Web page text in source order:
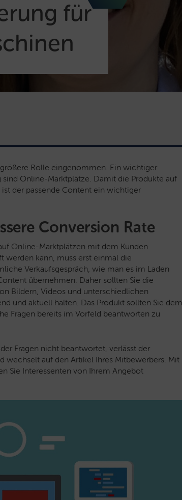
für
Rolle eingenommen. Ein wichtiger
Online-Marktplätze. Damit die Produkte auf
der passende Content ein wichtiger
Conversion Rate
Online-Marktplätzen mit dem Kunden
werden kann, muss erst einmal die
Verkaufsgespräch, wie man es im Laden
übernehmen. Daher sollten Sie die
Bildern, Videos und unterschiedlichen
und aktuell halten. Das Produkt sollten Sie dem
Fragen bereits im Vorfeld beantworten zu
Fragen nicht beantwortet, verlässt der
wechselt auf den Artikel Ihres Mitbewerbers. Mit
Sie Interessenten von Ihrem Angebot